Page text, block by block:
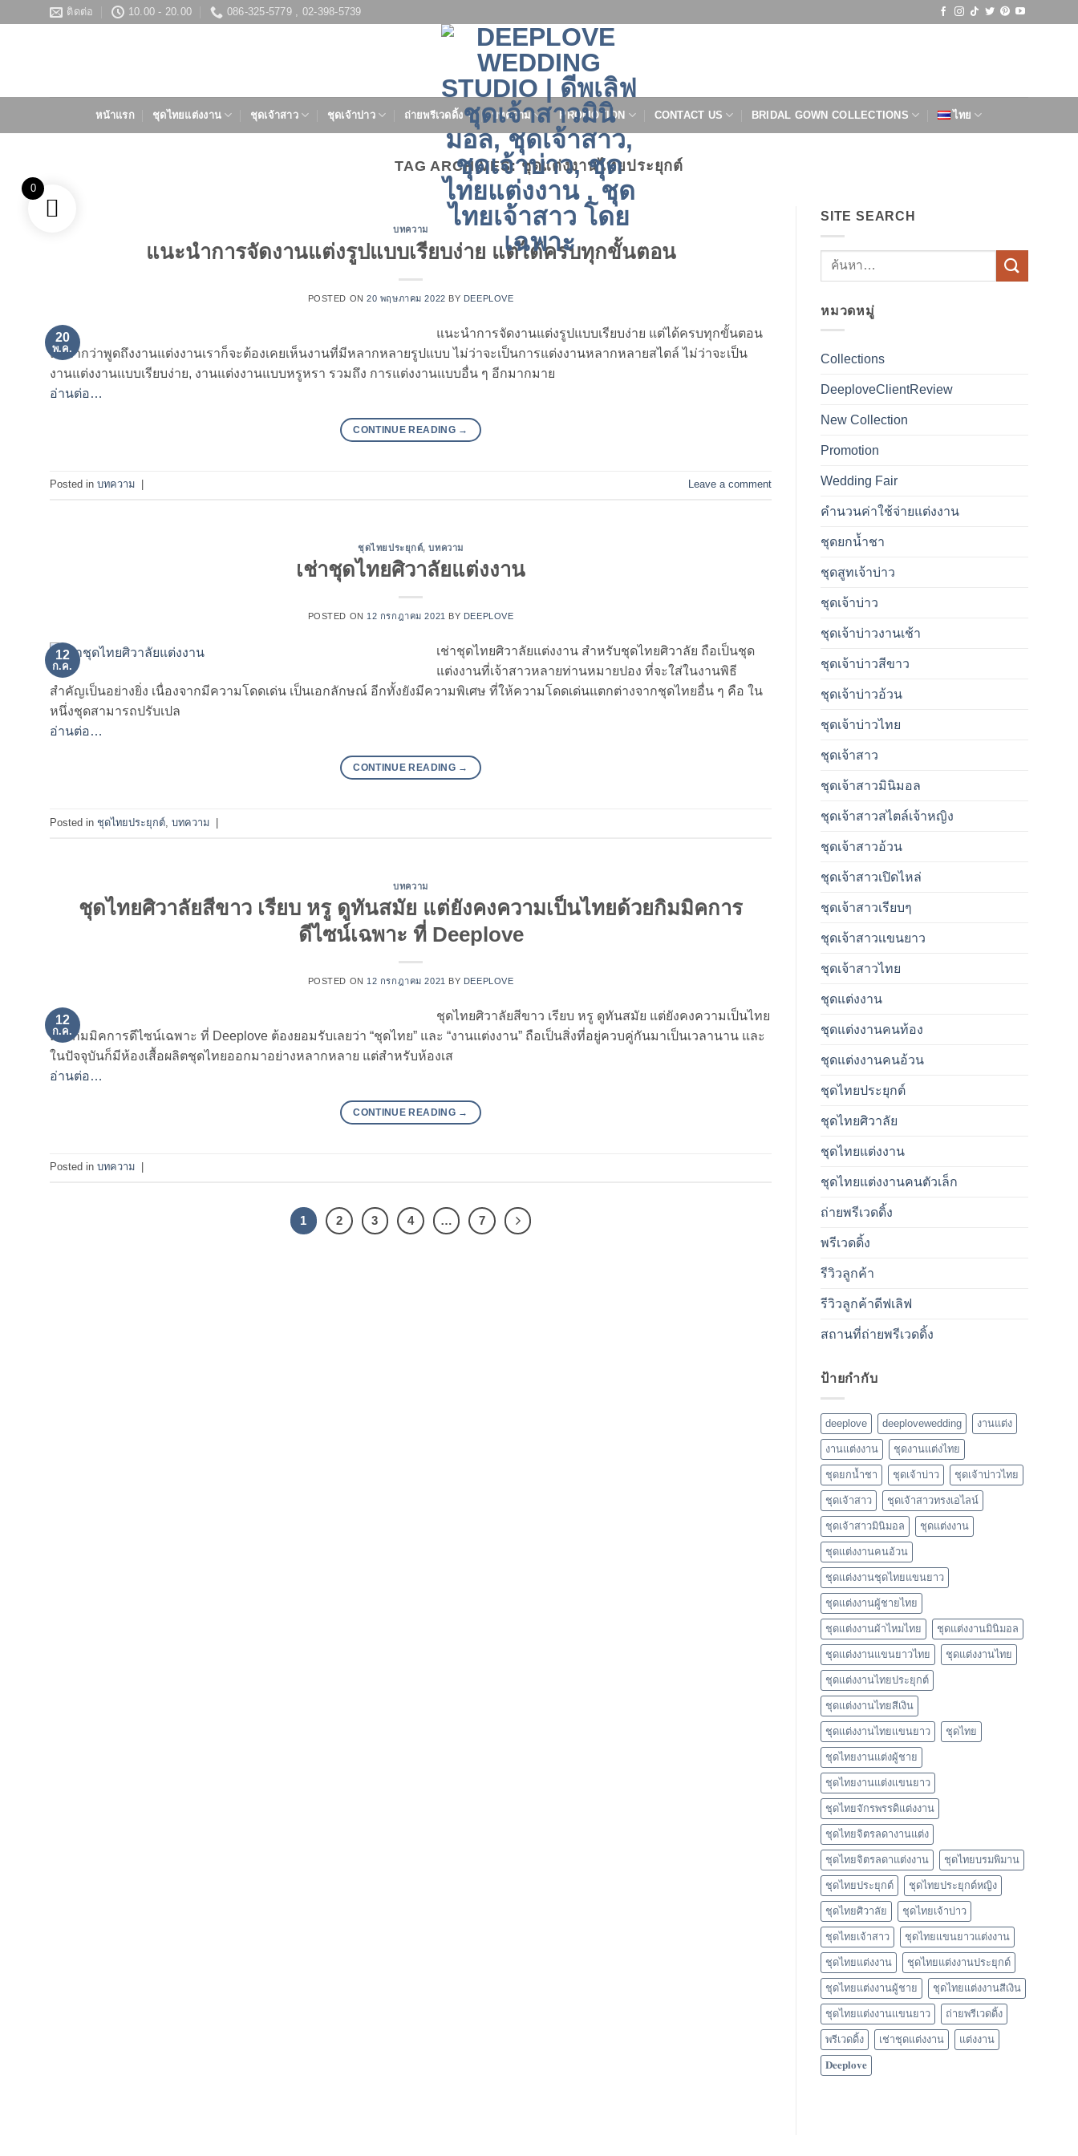
ติดต่อ 10.00 - 20.00 086-325-5779 , 02-398-5739
หน้าแรก ชุดไทยแต่งงาน ชุดเจ้าสาว ชุดเจ้าบ่าว ถ่ายพรีเวดดิ้ง บทความ PROMOTION CONTACT US BRIDAL GOWN COLLECTIONS ไทย
TAG ARCHIVES:ชุดแต่งงานไทยประยุกต์
บทความ
แนะนำการจัดงานแต่งรูปแบบเรียบง่าย แต่ได้ครบทุกขั้นตอน
POSTED ON20 พฤษภาคม 2022 BY DEEPLOVE
20
พ.ค.
แนะนำการจัดงานแต่งรูปแบบเรียบง่าย แต่ได้ครบทุกขั้นตอน
ถ้าหากว่าพูดถึงงานแต่งงานเราก็จะต้องเคยเห็นงานที่มีหลากหลายรูปแบบ ไม่ว่าจะเป็นการแต่งงานหลากหลายสไตล์ ไม่ว่าจะเป็น
งานแต่งงานแบบเรียบง่าย, งานแต่งงานแบบหรูหรา รวมถึง การแต่งงานแบบอื่น ๆ อีกมากมาย
อ่านต่อ…
CONTINUE READING →
Posted in บทความ Leave a comment
ชุดไทยประยุกต์,บทความ
เช่าชุดไทยศิวาลัยแต่งงาน
POSTED ON12 กรกฎาคม 2021 BY DEEPLOVE
12
ก.ค.
เช่าชุดไทยศิวาลัยแต่งงาน สำหรับชุดไทยศิวาลัย ถือเป็นชุด
แต่งงานที่เจ้าสาวหลายท่านหมายปอง ที่จะใส่ในงานพิธี
สำคัญเป็นอย่างยิ่ง เนื่องจากมีความโดดเด่น เป็นเอกลักษณ์ อีกทั้งยังมีความพิเศษ ที่ให้ความโดดเด่นแตกต่างจากชุดไทยอื่น ๆ คือ ใน
หนึ่งชุดสามารถปรับเปล
อ่านต่อ…
CONTINUE READING →
Posted in ชุดไทยประยุกต์ บทความ
บทความ
ชุดไทยศิวาลัยสีขาว เรียบ หรู ดูทันสมัย แต่ยังคงความเป็นไทยด้วยกิมมิคการ
ดีไซน์เฉพาะ ที่ Deeplove
POSTED ON 12 กรกฎาคม 2021 BY DEEPLOVE
12
ก.ค.
ชุดไทยศิวาลัยสีขาว เรียบ หรู ดูทันสมัย แต่ยังคงความเป็นไทย
ด้วยกิมมิคการดีไซน์เฉพาะ ที่ Deeplove ต้องยอมรับเลยว่า “ชุดไทย” และ “งานแต่งงาน” ถือเป็นสิ่งที่อยู่ควบคู่กันมาเป็นเวลานาน และ
ในปัจจุบันก็มีห้องเสื้อผลิตชุดไทยออกมาอย่างหลากหลาย แต่สำหรับห้องเส
อ่านต่อ…
CONTINUE READING →
Posted in บทความ
1 2 3 4 … 7
SITE SEARCH
หมวดหมู่
Collections
DeeploveClientReview
New Collection
Promotion
Wedding Fair
คำนวนค่าใช้จ่ายแต่งงาน
ชุดยกน้ำชา
ชุดสูทเจ้าบ่าว
ชุดเจ้าบ่าว
ชุดเจ้าบ่าวงานเช้า
ชุดเจ้าบ่าวสีขาว
ชุดเจ้าบ่าวอ้วน
ชุดเจ้าบ่าวไทย
ชุดเจ้าสาว
ชุดเจ้าสาวมินิมอล
ชุดเจ้าสาวสไตล์เจ้าหญิง
ชุดเจ้าสาวอ้วน
ชุดเจ้าสาวเปิดไหล่
ชุดเจ้าสาวเรียบๆ
ชุดเจ้าสาวเเขนยาว
ชุดเจ้าสาวไทย
ชุดแต่งงาน
ชุดแต่งงานคนท้อง
ชุดแต่งงานคนอ้วน
ชุดไทยประยุกต์
ชุดไทยศิวาลัย
ชุดไทยแต่งงาน
ชุดไทยแต่งงานคนตัวเล็ก
ถ่ายพรีเวดดิ้ง
พรีเวดดิ้ง
รีวิวลูกค้า
รีวิวลูกค้าดีฟเลิฟ
สถานที่ถ่ายพรีเวดดิ้ง
ป้ายกำกับ
deeplove deeplovewedding งานแต่ง
งานแต่งงาน ชุดงานแต่งไทย
ชุดยกน้ำชา ชุดเจ้าบ่าว ชุดเจ้าบ่าวไทย
ชุดเจ้าสาว ชุดเจ้าสาวทรงเอไลน์
ชุดเจ้าสาวมินิมอล ชุดแต่งงาน
ชุดแต่งงานคนอ้วน
ชุดแต่งงานชุดไทยแขนยาว
ชุดแต่งงานผู้ชายไทย
ชุดแต่งงานผ้าไหมไทย ชุดแต่งงานมินิมอล
ชุดแต่งงานแขนยาวไทย ชุดแต่งงานไทย
ชุดแต่งงานไทยประยุกต์
ชุดแต่งงานไทยสีเงิน
ชุดแต่งงานไทยแขนยาว ชุดไทย
ชุดไทยงานแต่งผู้ชาย
ชุดไทยงานแต่งแขนยาว
ชุดไทยจักรพรรดิแต่งงาน
ชุดไทยจิตรลดางานแต่ง
ชุดไทยจิตรลดาแต่งงาน ชุดไทยบรมพิมาน
ชุดไทยประยุกต์ ชุดไทยประยุกต์หญิง
ชุดไทยศิวาลัย ชุดไทยเจ้าบ่าว
ชุดไทยเจ้าสาว ชุดไทยแขนยาวแต่งงาน
ชุดไทยแต่งงาน ชุดไทยแต่งงานประยุกต์
ชุดไทยแต่งงานผู้ชาย ชุดไทยแต่งงานสีเงิน
ชุดไทยแต่งงานแขนยาว ถ่ายพรีเวดดิ้ง
พรีเวดดิ้ง เช่าชุดแต่งงาน แต่งงาน
𝐃𝐞𝐞𝐩𝐥𝐨𝐯𝐞
0